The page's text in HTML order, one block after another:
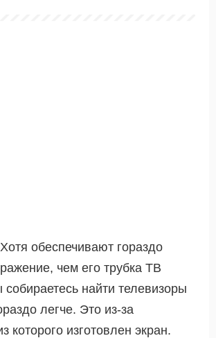
обеспечивают гораздо
чем его трубка ТВ
собираетесь найти телевизоры
легче. Это из-за
которого изготовлен экран.